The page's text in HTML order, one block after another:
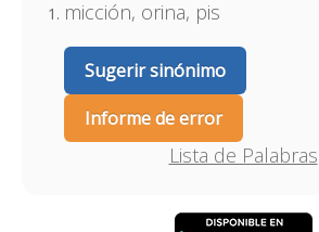
micción, orina, pis
Sugerir sinónimo
Informe de error
Lista de Palabras